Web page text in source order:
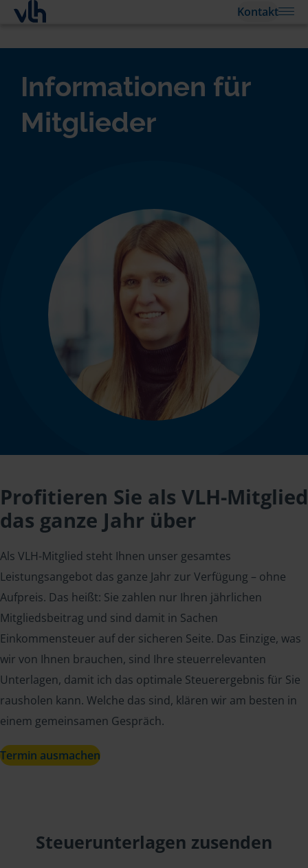
Kontakt
Informationen für
Mitglieder
Profitieren Sie als VLH-Mitglied
das ganze Jahr über
Als VLH-Mitglied steht Ihnen unser gesamtes
Leistungsangebot das ganze Jahr zur Verfügung – ohne
Aufpreis. Das heißt: Sie zahlen nur Ihren jährlichen
Mitgliedsbeitrag und sind damit in Sachen
Einkommensteuer auf der sicheren Seite. Das Einzige, was
wir von Ihnen brauchen, sind Ihre steuerrelevanten
Unterlagen, damit ich das optimale Steuerergebnis für Sie
rausholen kann. Welche das sind, klären wir am besten in
einem gemeinsamen Gespräch.
Termin ausmachen
Steuerunterlagen zusenden